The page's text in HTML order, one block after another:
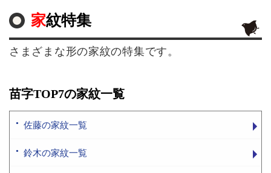
家紋特集
さまざまな形の家紋の特集です。
苗字TOP7の家紋一覧
佐藤の家紋一覧
鈴木の家紋一覧